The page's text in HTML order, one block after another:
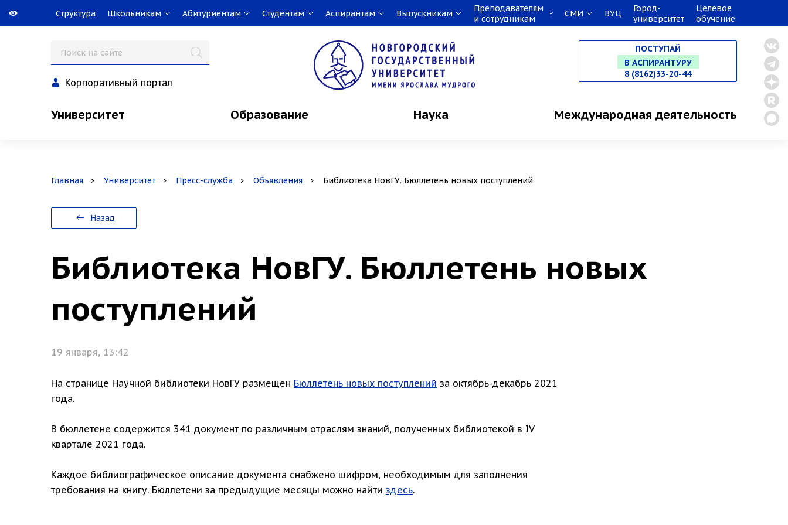
Структура Школьникам Абитуриентам Студентам Аспирантам Выпускникам
Преподавателям
и сотрудникам
СМИ ВУЦ
Город-
университет
Целевое
обучение
Корпоративный портал
ПОСТУПАЙ
В АСПИРАНТУРУ
8 (8162)33-20-44
Университет Образование Наука Международная деятельность
Главная Университет Пресс-служба Объявления Библиотека НовГУ. Бюллетень новых поступлений
Назад
Библиотека НовГУ. Бюллетень новых
поступлений
19 января, 13:42
На странице Научной библиотеки НовГУ размещен Бюллетень новых поступлений за октябрь-декабрь 2021
года.
В бюллетене содержится 341 документ по различным отраслям знаний, полученных библиотекой в IV
квартале 2021 года.
Каждое библиографическое описание документа снабжено шифром, необходимым для заполнения
требования на книгу. Бюллетени за предыдущие месяцы можно найти здесь.